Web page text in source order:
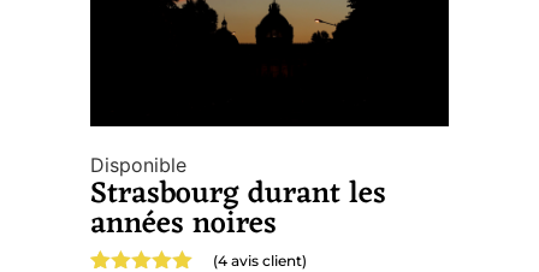
Disponible
Strasbourg durant les
années noires
(4 avis client)